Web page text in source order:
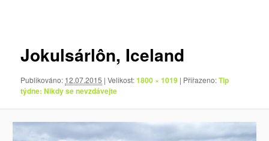
Jokulsárlôn, Iceland
Publikováno: 12.07.2015 | Velikost:1800 × 1019 | Přiřazeno:Tip
týdne: Nikdy se nevzdávejte